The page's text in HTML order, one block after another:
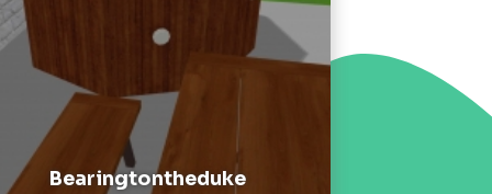
Bearingtontheduke